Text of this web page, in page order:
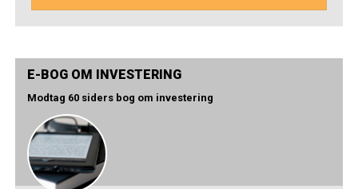
E-BOG OM INVESTERING
Modtag 60 siders bog om investering